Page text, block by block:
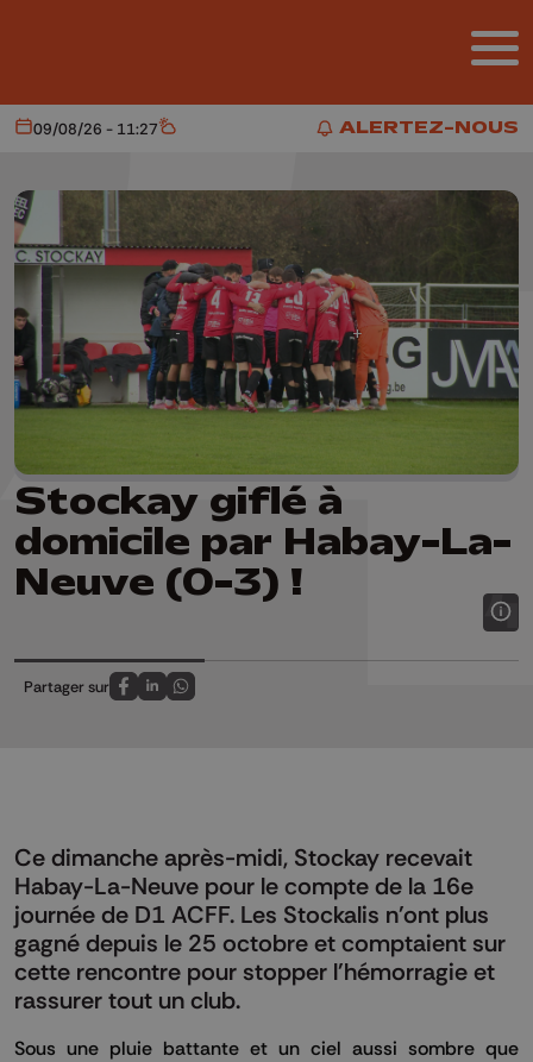
ALERTEZ-NOUS
ALERTEZ-NOUS
Aujourd'hui
09/08/26 - 11:27 Météo
Stockay giflé à
domicile par Habay-La-
Neuve (0-3) !
Partager sur
Partagez sur FaceBook
Partagez sur LinkedIn
Partagez sur Whatsapp
Ce dimanche après-midi, Stockay recevait
Habay-La-Neuve pour le compte de la 16e
journée de D1 ACFF. Les Stockalis n'ont plus
gagné depuis le 25 octobre et comptaient sur
cette rencontre pour stopper l'hémorragie et
rassurer tout un club.
Sous une pluie battante et un ciel aussi sombre que